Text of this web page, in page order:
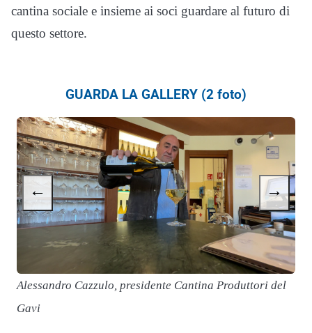
cantina sociale e insieme ai soci guardare al futuro di
questo settore.
GUARDA LA GALLERY (2 foto)
Alessandro Cazzulo, presidente Cantina Produttori del
Gavi
← →